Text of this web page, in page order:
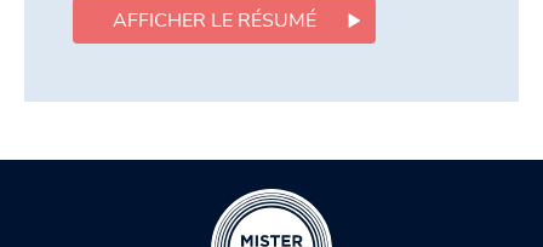
AFFICHER LE RÉSUMÉ